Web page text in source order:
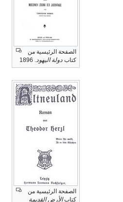
الصفحة الرئيسية من
كتاب دولة اليهود
الصفحة الرئيسية من
كتابالأرض القديمة